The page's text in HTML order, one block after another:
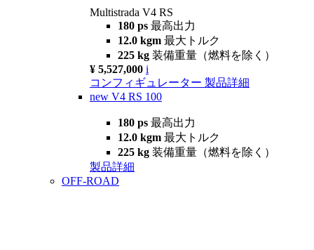
Multistrada V4 RS
180 ps 最高出力
12.0 kgm 最大トルク
225 kg 装備重量（燃料を除く）
¥ 5,527,000 i
コンフィギュレーター 製品詳細
new V4 RS 100
180 ps 最高出力
12.0 kgm 最大トルク
225 kg 装備重量（燃料を除く）
製品詳細
OFF-ROAD